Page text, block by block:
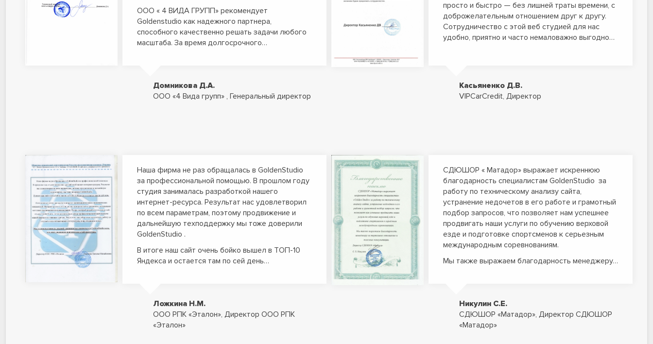
ООО « 4 ВИДА ГРУПП» рекомендует
Goldenstudio как надежного партнера,
способного качественно решать задачи любого
масштаба. За время долгосрочного…
Домникова Д.А.
ООО «4 Вида групп» , Генеральный директор
просто и быстро — без лишней траты времени, с
доброжелательным отношением друг к другу.
Сотрудничество с этой веб студией для нас
удобно, приятно и часто немаловажно выгодно…
Касьяненко Д.В.
VIPCarCredit, Директор
Наша фирма не раз обращалась в GoldenStudio
за профессиональной помощью. В прошлом году
студия занималась разработкой нашего
интернет-ресурса. Результат нас удовлетворил
по всем параметрам, поэтому продвижение и
дальнейшую техподдержку мы тоже доверили
GoldenStudio .
В итоге наш сайт очень бойко вышел в ТОП-10
Яндекса и остается там по сей день…
Ложкина Н.М.
ООО РПК «Эталон», Директор ООО РПК
«Эталон»
СДЮШОР « Матадор» выражает искреннюю
благодарность специалистам GoldenStudio за
работу по техническому анализу сайта,
устранение недочетов в его работе и грамотный
подбор запросов, что позволяет нам успешнее
продвигать наши услуги по обучению верховой
езде и подготовке спортсменов к серьезным
международным соревнованиям.
Мы также выражаем благодарность менеджеру…
Никулин С.Е.
СДЮШОР «Матадор», Директор СДЮШОР
«Матадор»